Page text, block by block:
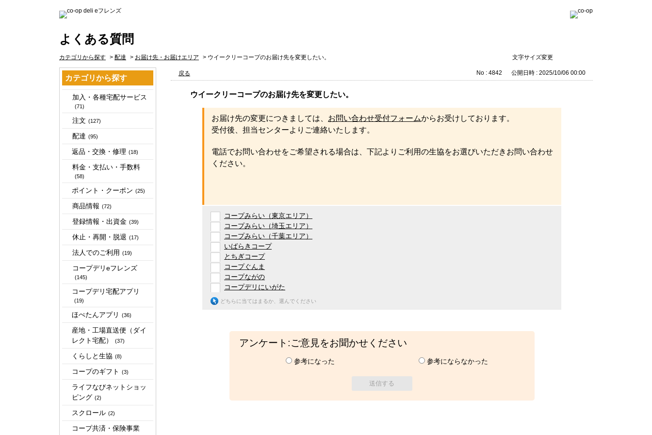
よくある質問
文字サイズ変更
カテゴリから探す > 配達 > お届け先・お届けエリア > ウイークリーコープのお届け先を変更したい。
カテゴリから探す
加入・各種宅配サービス
(71)
注文 (127)
配達 (95)
返品・交換・修理 (18)
料金・支払い・手数料
(58)
ポイント・クーポン (25)
商品情報 (72)
登録情報・出資金 (39)
休止・再開・脱退 (17)
法人でのご利用 (19)
コープデリeフレンズ
(145)
コープデリ宅配アプリ
(19)
ほぺたんアプリ (36)
産地・工場直送便（ダイ
レクト宅配）
(37)
くらしと生協 (8)
コープのギフト (3)
ライフなびネットショッ
ピング (2)
スクロール (2)
コープ共済・保険事業
戻る No : 4842 公開日時 : 2025/10/06 00:00
ウイークリーコープのお届け先を変更したい。
お届け先の変更につきましては、 お問い合わせ受付フォームからお受けしております。
受付後、担当センターよりご連絡いたします。
電話でお問い合わせをご希望される場合は、下記よりご利用の生協をお選びいただきお問い合わせ
ください。
コープみらい（東京エリア）
コープみらい（埼玉エリア）
コープみらい（千葉エリア）
いばらきコープ
とちぎコープ
コープぐんま
コープながの
コープデリにいがた
どちらに当てはまるか、選んでください
アンケート:ご意見をお聞かせください
参考になった 参考にならなかった